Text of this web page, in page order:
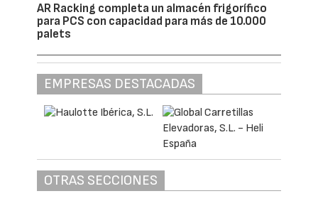
AR Racking completa un almacén frigorífico
para PCS con capacidad para más de 10.000
palets
EMPRESAS DESTACADAS
OTRAS SECCIONES